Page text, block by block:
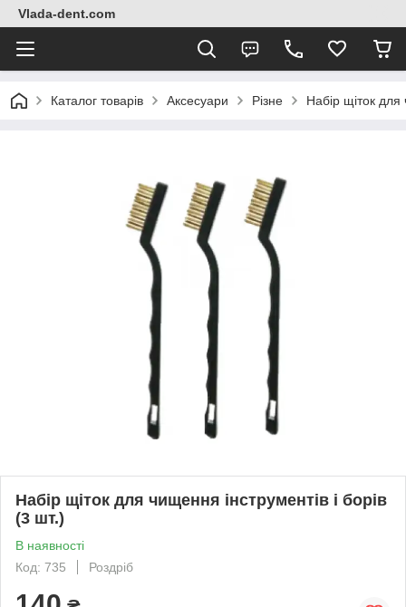
Vlada-dent.com
Каталог товарів Аксесуари Різне Набір щіток для
Набір щіток для чищення інструментів і борів
(3 шт.)
В наявності
Код: 735
Роздріб